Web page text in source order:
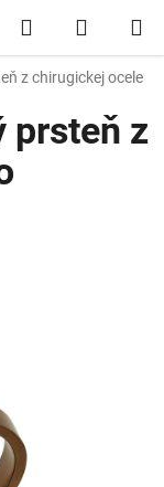
Hľadať
KOŠÍK
z chirugickej ocele
prsteň z